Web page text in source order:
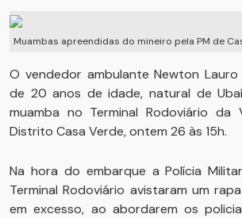
Muambas apreendidas do mineiro pela PM de
O vendedor ambulante Newton Lauro
de 20 anos de idade, natural de
muamba no Terminal Rodoviário
Distrito Casa Verde, ontem 26 às 15h.
Na hora do embarque a Polícia
Terminal Rodoviário avistaram um
em excesso, ao abordarem os